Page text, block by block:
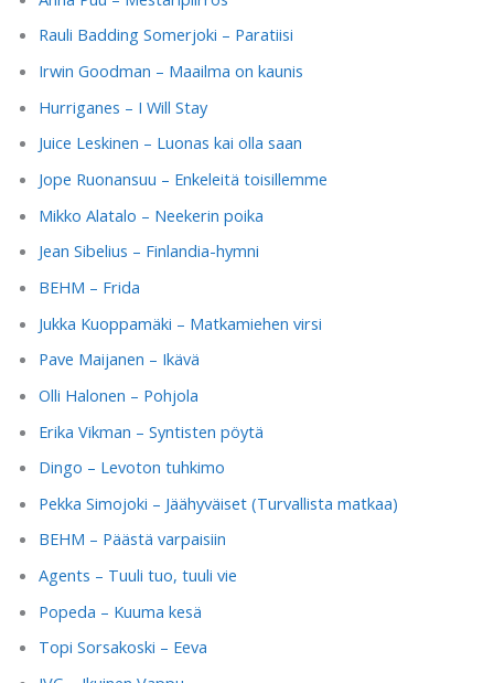
Rauli Badding Somerjoki – Paratiisi
Irwin Goodman – Maailma on kaunis
Hurriganes – I Will Stay
Juice Leskinen – Luonas kai olla saan
Jope Ruonansuu – Enkeleitä toisillemme
Mikko Alatalo – Neekerin poika
Jean Sibelius – Finlandia-hymni
BEHM – Frida
Jukka Kuoppamäki – Matkamiehen virsi
Pave Maijanen – Ikävä
Olli Halonen – Pohjola
Erika Vikman – Syntisten pöytä
Dingo – Levoton tuhkimo
Pekka Simojoki – Jäähyväiset (Turvallista matkaa)
BEHM – Päästä varpaisiin
Agents – Tuuli tuo, tuuli vie
Popeda – Kuuma kesä
Topi Sorsakoski – Eeva